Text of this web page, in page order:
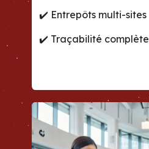
✔️ Entrepôts multi-sites
✔️ Traçabilité complète